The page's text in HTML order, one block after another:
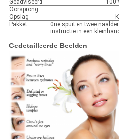
Geadviseerd
Oorsprong
Opslag
Pakket
0ne spuit en twee
instructie in een
Gedetailleerde Beelden